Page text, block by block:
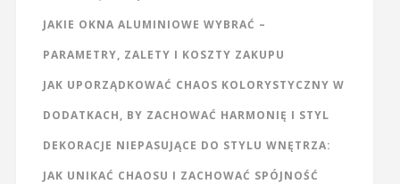
JAKIE OKNA ALUMINIOWE WYBRAĆ –
PARAMETRY, ZALETY I KOSZTY ZAKUPU
JAK UPORZĄDKOWAĆ CHAOS KOLORYSTYCZNY W
DODATKACH, BY ZACHOWAĆ HARMONIĘ I STYL
DEKORACJE NIEPASUJĄCE DO STYLU WNĘTRZA:
JAK UNIKAĆ CHAOSU I ZACHOWAĆ SPÓJNOŚĆ